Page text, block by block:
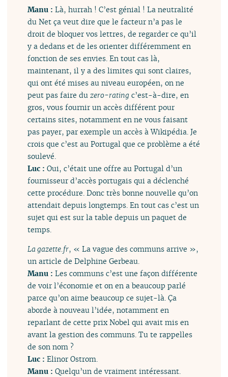
Manu :Là, hurrah ! C’est génial ! La neutralité
du Net ça veut dire que le facteur n’a pas le
droit de bloquer vos lettres, de regarder ce qu’il
y a dedans et de les orienter différemment en
fonction de ses envies. En tout cas là,
maintenant, il y a des limites qui sont claires,
qui ont été mises au niveau européen, on ne
peut pas faire duzero-rating c’est-à-dire, en
gros, vous fournir un accès différent pour
certains sites, notamment en ne vous faisant
pas payer, par exemple un accès à Wikipédia. Je
crois que c’est au Portugal que ce problème a été
soulevé.
Luc :Oui, c’était une offre au Portugal d’un
fournisseur d’accès portugais qui a déclenché
cette procédure. Donc très bonne nouvelle qu’on
attendait depuis longtemps. En tout cas c’est un
sujet qui est sur la table depuis un paquet de
temps.
La gazette.fr, « La vague des communs arrive »,
un article de Delphine Gerbeau.
Manu :Les communs c’est une façon différente
de voir l’économie et on en a beaucoup parlé
parce qu’on aime beaucoup ce sujet-là. Ça
aborde à nouveau l’idée, notamment en
reparlant de cette prix Nobel qui avait mis en
avant la gestion des communs. Tu te rappelles
de son nom ?
Luc :Elinor Ostrom.
Manu :Quelqu’un de vraiment intéressant.